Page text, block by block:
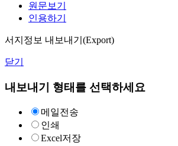
원문보기
인용하기
서지정보 내보내기(Export)
닫기
내보내기 형태를 선택하세요
메일전송
인쇄
Excel저장